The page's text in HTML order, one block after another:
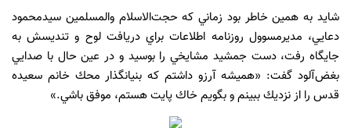
شايد به همين خاطر بود زماني كه حجت‌الاسلام والمسلمين سيدمحمود
دعايي، مديرمسوول روزنامه اطلاعات براي دريافت لوح و تنديسش به
جايگاه رفت، دست جمشيد مشايخي را بوسيد و در عين حال با صدايي
بغض‌آلود گفت: ‌«هميشه آرزو داشتم كه بنيانگذار محك خانم سعيده
قدس را از نزديك ببينم و بگويم خاك پايت هستم، موفق باشي.»